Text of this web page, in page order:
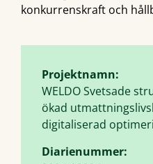
konkurrenskraft och
Projektnamn:
WELDO Svetsade
ökad
digitaliserad
Diarienummer: